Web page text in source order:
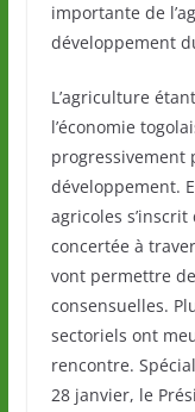
importante de
développement
L’agriculture
l’économie
progressivement
développement.
agricoles
concertée à
vont permettre
consensuelles.
sectoriels ont
rencontre.
28 janvier, le